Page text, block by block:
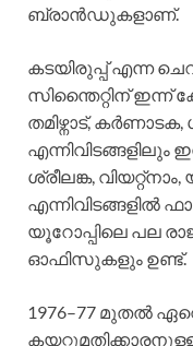
ബ്രാൻഡുകളാണ്.
കടയിരുപ്പ് എന്ന
സിന്തൈറ്റിന് ഇന്ന്
തമിഴ്നാട്,
ശ്രീലങ്ക,
എന്നിവിടങ്ങളിൽ
യൂറോപ്പിലെ പല
ഓഫിസുകളും ഉണ്ട്.
1976–77 മുതൽ